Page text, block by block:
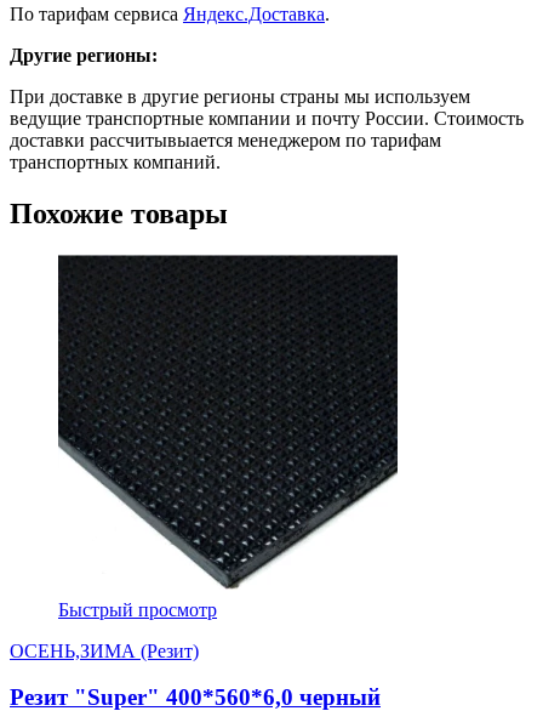
По тарифам сервиса Яндекс.Доставка.
Другие регионы:
При доставке в другие регионы страны мы используем
ведущие транспортные компании и почту России. Стоимость
доставки рассчитывыается менеджером по тарифам
транспортных компаний.
Похожие товары
Быстрый просмотр
ОСЕНЬ,ЗИМА (Резит)
Резит "Super" 400*560*6,0 черный